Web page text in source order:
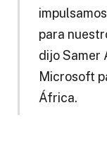
para
dijo Samer
Microsoft
África.